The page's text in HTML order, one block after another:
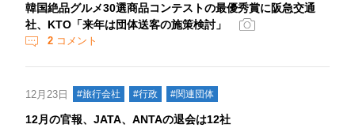
韓国絶品グルメ30選商品コンテストの最優秀賞に阪急交通
社、KTO「来年は団体送客の施策検討」
2 コメント
12月23日 #旅行会社 #行政 #関連団体
12月の官報、JATA、ANTAの退会は12社